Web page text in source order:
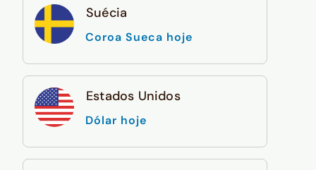
Suécia
Coroa Sueca hoje
Estados Unidos
Dólar hoje